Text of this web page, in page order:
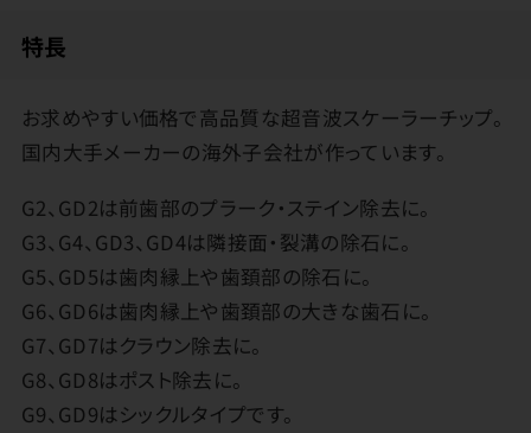
特長
お求めやすい価格で高品質な超音波スケーラーチップ。
国内大手メーカーの海外子会社が作っています。
G2、GD2は前歯部のプラーク・ステイン除去に。
G3、G4、GD3、GD4は隣接面・裂溝の除石に。
G5、GD5は歯肉縁上や歯頚部の除石に。
G6、GD6は歯肉縁上や歯頚部の大きな歯石に。
G7、GD7はクラウン除去に。
G8、GD8はポスト除去に。
G9、GD9はシックルタイプです。